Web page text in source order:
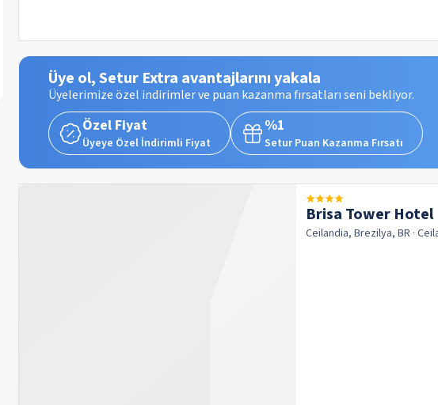
Üye ol, Setur Extra avantajlarını yakala
Üyelerimize özel indirimler ve puan kazanma fırsatları seni bekliyor.
Özel Fiyat
Üyeye Özel İndirimli Fiyat
%1
Setur Puan Kazanma Fırsatı
Brisa Tower Hotel
Ceilandia, Brezilya, BR ·